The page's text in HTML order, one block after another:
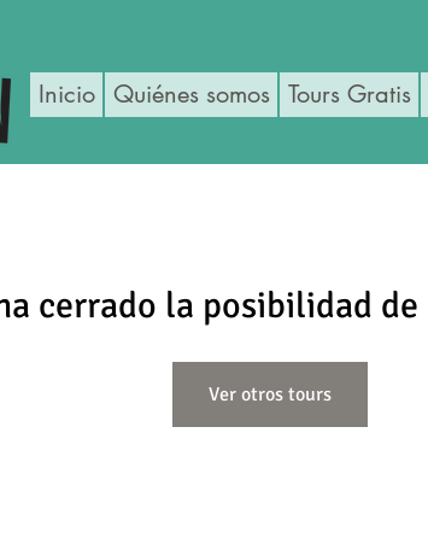
Inicio Quiénes somos Tours Gratis
cerrado la posibilidad
Ver otros tours